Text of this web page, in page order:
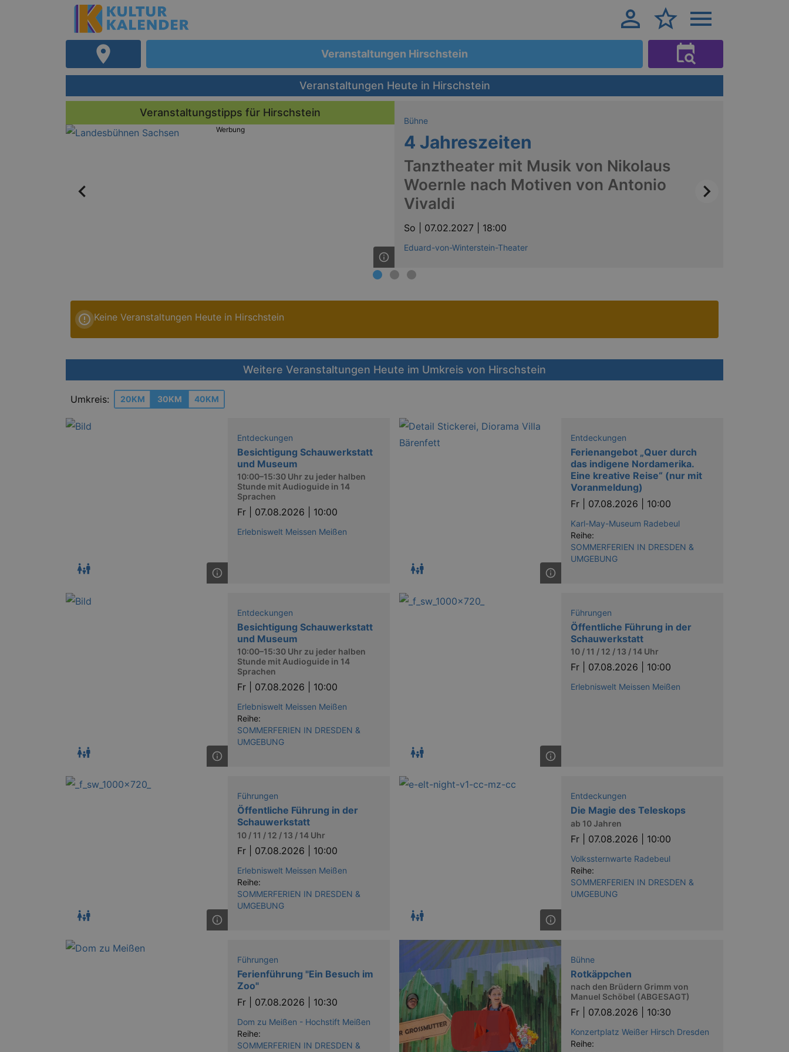
Veranstaltungen Hirschstein
Veranstaltungen Heute in Hirschstein
Veranstaltungstipps für Hirschstein
Werbung
Bühne
4 Jahreszeiten
Tanztheater mit Musik von Nikolaus
Woernle nach Motiven von Antonio
Vivaldi
So | 07.02.2027 | 18:00
Eduard-von-Winterstein-Theater
Keine Veranstaltungen Heute in Hirschstein
Weitere Veranstaltungen Heute im Umkreis von Hirschstein
Umkreis: 20KM 30KM 40KM
Entdeckungen
Besichtigung Schauwerkstatt
und Museum
10:00–15:30 Uhr zu jeder halben
Stunde mit Audioguide in 14
Sprachen
Fr | 07.08.2026 | 10:00
Erlebniswelt Meissen Meißen
Entdeckungen
Ferienangebot „Quer durch
das indigene Nordamerika.
Eine kreative Reise“ (nur mit
Voranmeldung)
Fr | 07.08.2026 | 10:00
Karl-May-Museum Radebeul
Reihe:
SOMMERFERIEN IN DRESDEN &
UMGEBUNG
Entdeckungen
Besichtigung Schauwerkstatt
und Museum
10:00–15:30 Uhr zu jeder halben
Stunde mit Audioguide in 14
Sprachen
Fr | 07.08.2026 | 10:00
Erlebniswelt Meissen Meißen
Reihe:
SOMMERFERIEN IN DRESDEN &
UMGEBUNG
Führungen
Öffentliche Führung in der
Schauwerkstatt
10 / 11 / 12 / 13 / 14 Uhr
Fr | 07.08.2026 | 10:00
Erlebniswelt Meissen Meißen
Führungen
Öffentliche Führung in der
Schauwerkstatt
10 / 11 / 12 / 13 / 14 Uhr
Fr | 07.08.2026 | 10:00
Erlebniswelt Meissen Meißen
Reihe:
SOMMERFERIEN IN DRESDEN &
UMGEBUNG
Entdeckungen
Die Magie des Teleskops
ab 10 Jahren
Fr | 07.08.2026 | 10:00
Volkssternwarte Radebeul
Reihe:
SOMMERFERIEN IN DRESDEN &
UMGEBUNG
Führungen
Ferienführung "Ein Besuch im
Zoo"
Fr | 07.08.2026 | 10:30
Dom zu Meißen - Hochstift Meißen
Reihe:
SOMMERFERIEN IN DRESDEN &
Bühne
Rotkäppchen
nach den Brüdern Grimm von
Manuel Schöbel (ABGESAGT)
Fr | 07.08.2026 | 10:30
Konzertplatz Weißer Hirsch Dresden
Reihe: